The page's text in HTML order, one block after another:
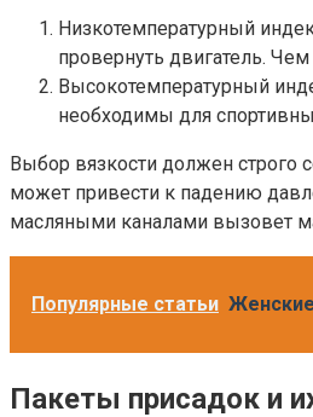
Низкотемпературный
провернуть двигатель.
Высокотемпературный
необходимы для
Выбор вязкости должен строго
может привести к падению
масляными каналами вызовет
Популярные статьи
Пакеты присадок и